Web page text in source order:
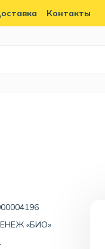
Контакты
«БИО»